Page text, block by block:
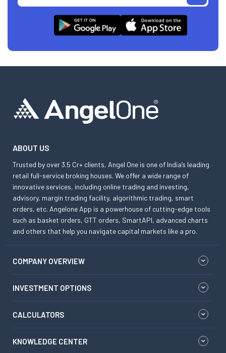
ABOUT US
Trusted by over 3.5 Cr+ clients, Angel One is one of India’s leading
retail full-service broking houses. We offer a wide range of
innovative services, including online trading and investing,
advisory, margin trading facility, algorithmic trading, smart
orders, etc. Angelone App is a powerhouse of cutting-edge tools
such as basket orders, GTT orders, SmartAPI, advanced charts
and others that help you navigate capital markets like a pro.
COMPANY OVERVIEW
INVESTMENT OPTIONS
CALCULATORS
KNOWLEDGE CENTER